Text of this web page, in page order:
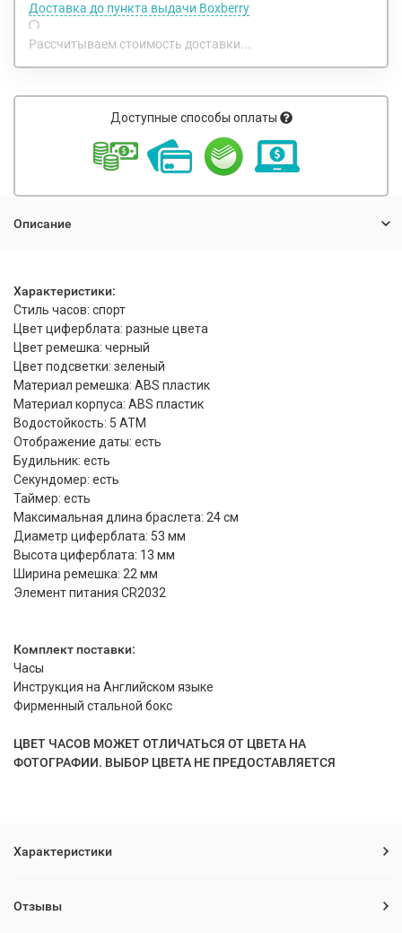
Доставка до пункта выдачи Boxberry
Рассчитываем стоимость доставки...
Доступные способы оплаты
Описание
Характеристики:
Стиль часов: спорт
Цвет циферблата: разные цвета
Цвет ремешка: черный
Цвет подсветки: зеленый
Материал ремешка: ABS пластик
Материал корпуса: ABS пластик
Водостойкость: 5 АТМ
Отображение даты: есть
Будильник: есть
Секундомер: есть
Таймер: есть
Максимальная длина браслета: 24 см
Диаметр циферблата: 53 мм
Высота циферблата: 13 мм
Ширина ремешка: 22 мм
Элемент питания CR2032
Комплект поставки:
Часы
Инструкция на Английском языке
Фирменный стальной бокс
ЦВЕТ ЧАСОВ МОЖЕТ ОТЛИЧАТЬСЯ ОТ ЦВЕТА НА
ФОТОГРАФИИ. ВЫБОР ЦВЕТА НЕ ПРЕДОСТАВЛЯЕТСЯ
Характеристики
Отзывы